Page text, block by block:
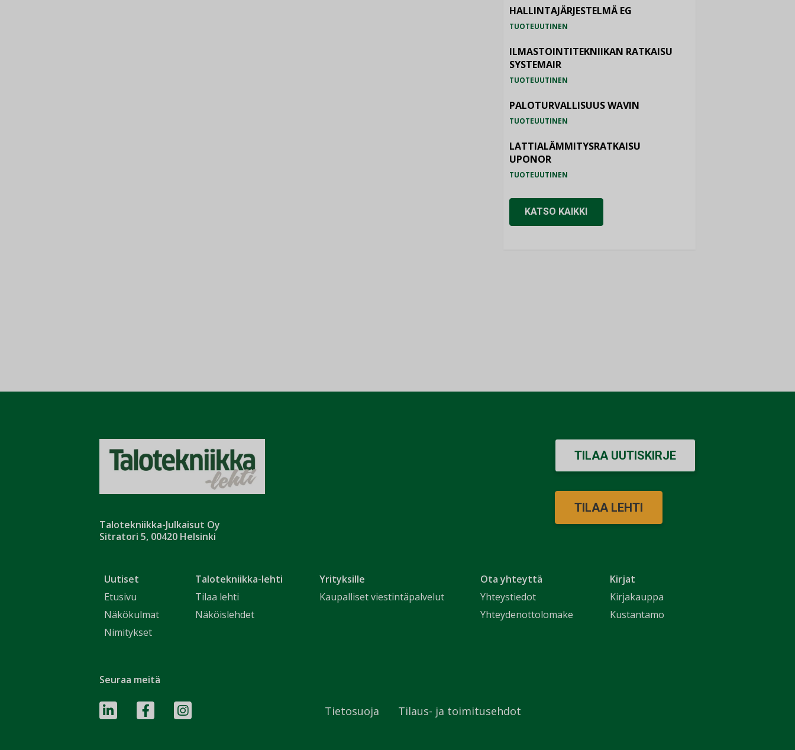
HALLINTAJÄRJESTELMÄ EG
TUOTEUUTINEN
ILMASTOINTITEKNIIKAN RATKAISU
SYSTEMAIR
TUOTEUUTINEN
PALOTURVALLISUUS WAVIN
TUOTEUUTINEN
LATTIALÄMMITYSRATKAISU
UPONOR
TUOTEUUTINEN
KATSO KAIKKI
Talotekniikka-Julkaisut Oy
Sitratori 5, 00420 Helsinki
Uutiset
Etusivu
Näkökulmat
Nimitykset
Talotekniikka-lehti
Tilaa lehti
Näköislehdet
Yrityksille
Kaupalliset viestintäpalvelut
Ota yhteyttä
Yhteystiedot
Yhteydenottolomake
Kirjat
Kirjakauppa
Kustantamo
TILAA UUTISKIRJE
TILAA LEHTI
Seuraa meitä
Tietosuoja Tilaus- ja toimitusehdot